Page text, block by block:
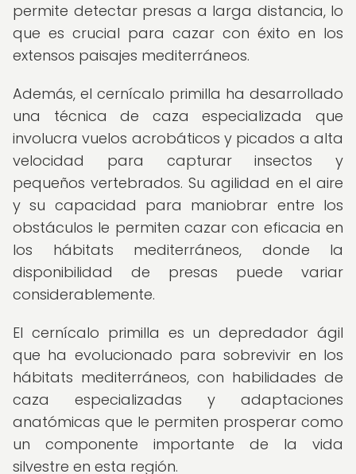
permite detectar presas a larga distancia, lo
que es crucial para cazar con éxito en los
extensos paisajes mediterráneos.
Además, el cernícalo primilla ha desarrollado
una técnica de caza especializada que
involucra vuelos acrobáticos y picados a alta
velocidad para capturar insectos y
pequeños vertebrados. Su agilidad en el aire
y su capacidad para maniobrar entre los
obstáculos le permiten cazar con eficacia en
los hábitats mediterráneos, donde la
disponibilidad de presas puede variar
considerablemente.
El cernícalo primilla es un depredador ágil
que ha evolucionado para sobrevivir en los
hábitats mediterráneos, con habilidades de
caza especializadas y adaptaciones
anatómicas que le permiten prosperar como
un componente importante de la vida
silvestre en esta región.